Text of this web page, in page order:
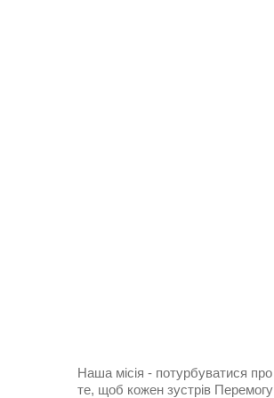
Наша місія - потурбуватися про
те, щоб кожен зустрів Перемогу